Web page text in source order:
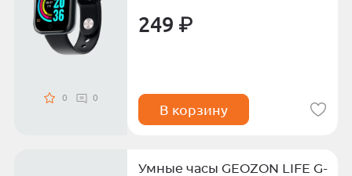
0 0
249 ₽
В корзину
Умные часы GEOZON LIFE G-
Отправить код еще раз через
сек.